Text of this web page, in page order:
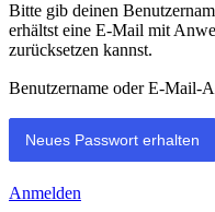
Bitte gib deinen
erhältst eine E-Mail mit
zurücksetzen kannst.
Benutzername oder E-Mail-
Anmelden